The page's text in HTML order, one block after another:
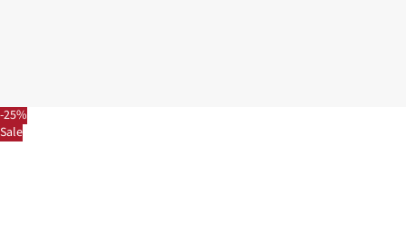
-25%
Sale